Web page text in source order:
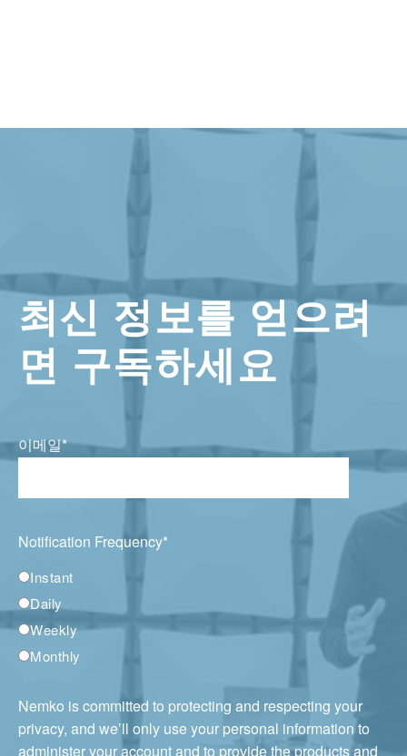
최신 정보를 얻으려
면 구독하세요
이메일*
Notification Frequency*
Instant
Daily
Weekly
Monthly
Nemko is committed to protecting and respecting your
privacy, and we’ll only use your personal information to
administer your account and to provide the products and